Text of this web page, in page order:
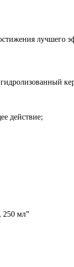
лучшего
действие;
250 мл”